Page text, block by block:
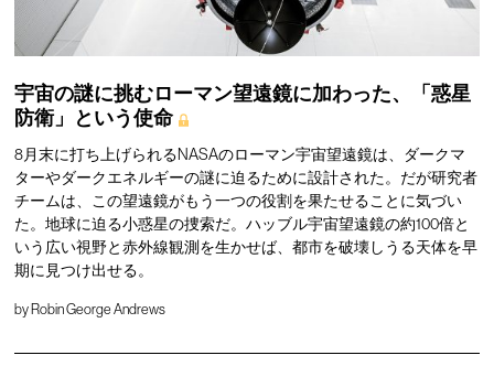
宇宙の謎に挑むローマン望遠鏡に加わった、「惑星
防衛」という使命
8月末に打ち上げられるNASAのローマン宇宙望遠鏡は、ダークマ
ターやダークエネルギーの謎に迫るために設計された。だが研究者
チームは、この望遠鏡がもう一つの役割を果たせることに気づい
た。地球に迫る小惑星の捜索だ。ハッブル宇宙望遠鏡の約100倍と
いう広い視野と赤外線観測を生かせば、都市を破壊しうる天体を早
期に見つけ出せる。
byRobin George Andrews